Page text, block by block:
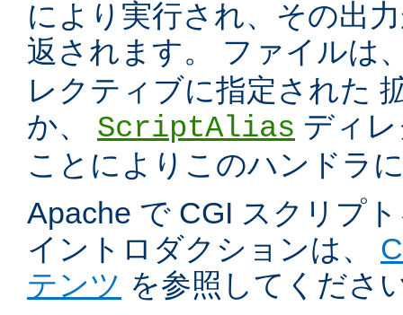
により実行され、その出
返されます。 ファイルは
レクティブに指定された
か、 ScriptAlias ディ
ことによりこのハンドラ
Apache で CGI スクリプ
イントロダクションは、
テンツ を参照してくださ